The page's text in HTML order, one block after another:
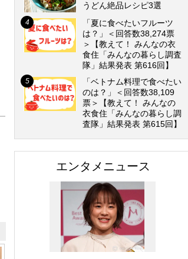
うどん絶品レシピ3選
「夏に食べたいフルーツ
は？」＜回答数38,274票
＞【教えて！ みんなの衣
食住「みんなの暮らし調査
隊」結果発表 第616回】
「ベトナム料理で食べたい
のは？」＜回答数38,109
票＞【教えて！ みんなの
衣食住「みんなの暮らし調
査隊」結果発表 第615回】
エンタメニュース